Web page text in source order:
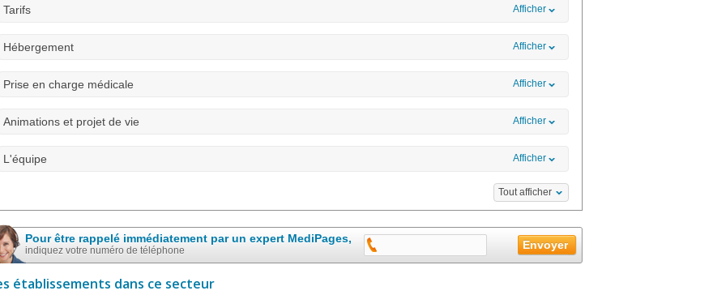
Tarifs Afficher
Hébergement Afficher
Prise en charge médicale Afficher
Animations et projet de vie Afficher
L'équipe Afficher
Tout afficher
Pour être rappelé immédiatement par un expert MediPages,
indiquez votre numéro de téléphone
établissements dans ce secteur